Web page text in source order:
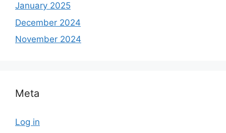
January 2025
December 2024
November 2024
Meta
Log in